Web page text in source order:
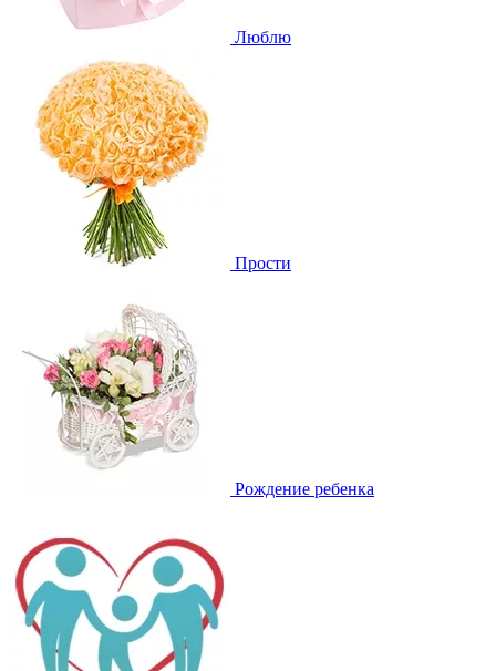
Люблю
Прости
Рождение ребенка